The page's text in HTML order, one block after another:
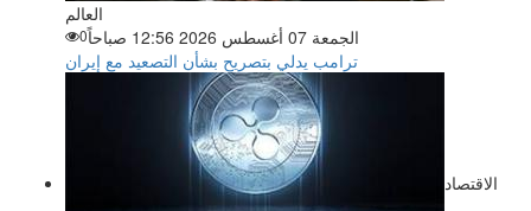
العالم
الجمعة 07 أغسطس 2026 12:56 صباحاً
0
ترامب يدلي بتصريح بشأن التصعيد مع إيران
الاقتصاد